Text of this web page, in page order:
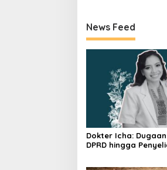
News Feed
Dokter Icha:
DPRD hingga